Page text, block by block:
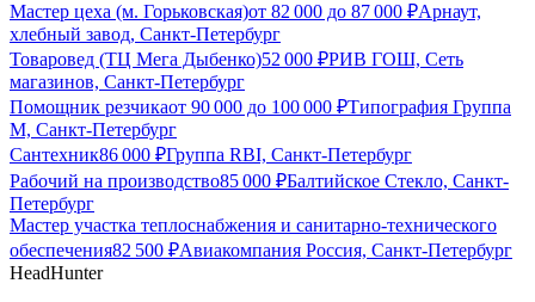
Мастер цеха (м. Горьковская)от 82 000 до 87 000 ₽Арнаут,
хлебный завод, Санкт-Петербург
Товаровед (ТЦ Мега Дыбенко)52 000 ₽РИВ ГОШ, Сеть
магазинов, Санкт-Петербург
Помощник резчикаот 90 000 до 100 000 ₽Типография Группа
М, Санкт-Петербург
Сантехник86 000 ₽Группа RBI, Санкт-Петербург
Рабочий на производство85 000 ₽Балтийское Стекло, Санкт-
Петербург
Мастер участка теплоснабжения и санитарно-технического
обеспечения82 500 ₽Авиакомпания Россия, Санкт-Петербург
HeadHunter